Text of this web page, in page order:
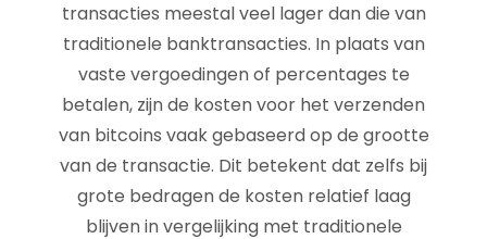
transacties meestal veel lager dan die van
traditionele banktransacties. In plaats van
vaste vergoedingen of percentages te
betalen, zijn de kosten voor het verzenden
van bitcoins vaak gebaseerd op de grootte
van de transactie. Dit betekent dat zelfs bij
grote bedragen de kosten relatief laag
blijven in vergelijking met traditionele